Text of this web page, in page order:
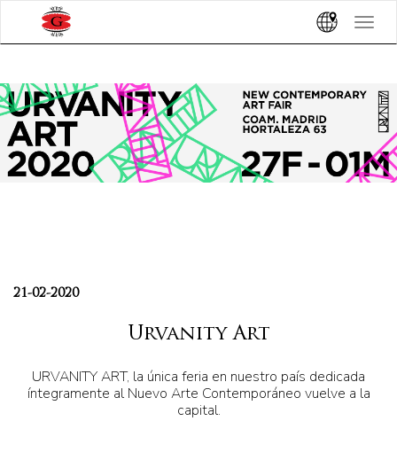
Toggle
21-02-2020
Urvanity Art
URVANITY ART, la única feria en nuestro país dedicada
íntegramente al Nuevo Arte Contemporáneo vuelve a la
capital.